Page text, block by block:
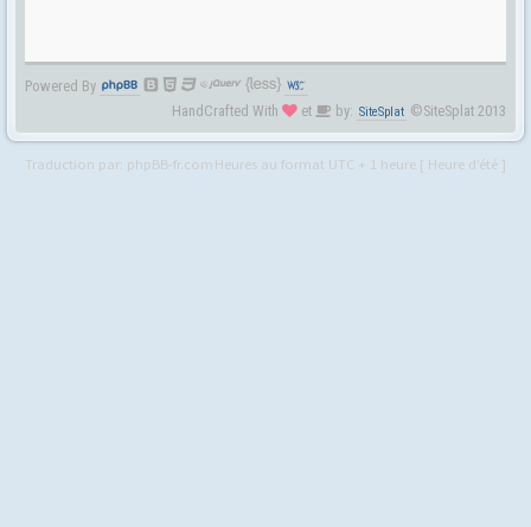
Powered By
HandCrafted With
et by: SiteSplat ©SiteSplat 2013
Traduction par: phpBB-fr.comHeures au format UTC + 1 heure [ Heure d’été ]